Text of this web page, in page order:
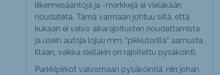
liikennesääntöjä ja -merkkejä ei vieläkään
noudateta. Tämä varmaan johtuu siitä, että
kukaan ei valvo aikarajoitusten noudattamista
ja usein autoja lojuu mm. “pikkutorilla” aamusta
iltaan, vaikka sielläkin on rajoitettu pysäköinti.
Parkkipirkot valvomaan pysäköintiä, niin johan